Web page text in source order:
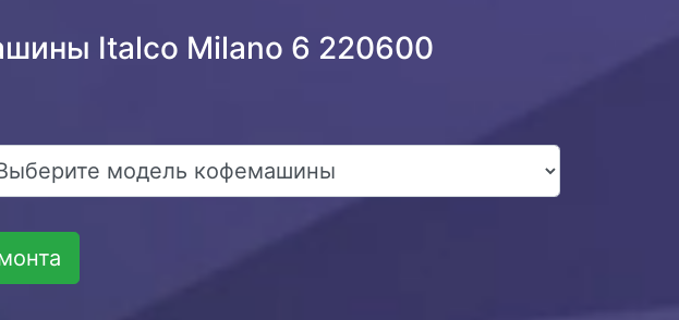
Italco Milano 6 220600